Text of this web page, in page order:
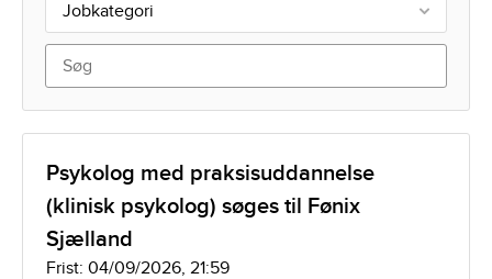
Jobkategori
Psykolog med praksisuddannelse
(klinisk psykolog) søges til Fønix
Sjælland
Frist: 04/09/2026, 21:59